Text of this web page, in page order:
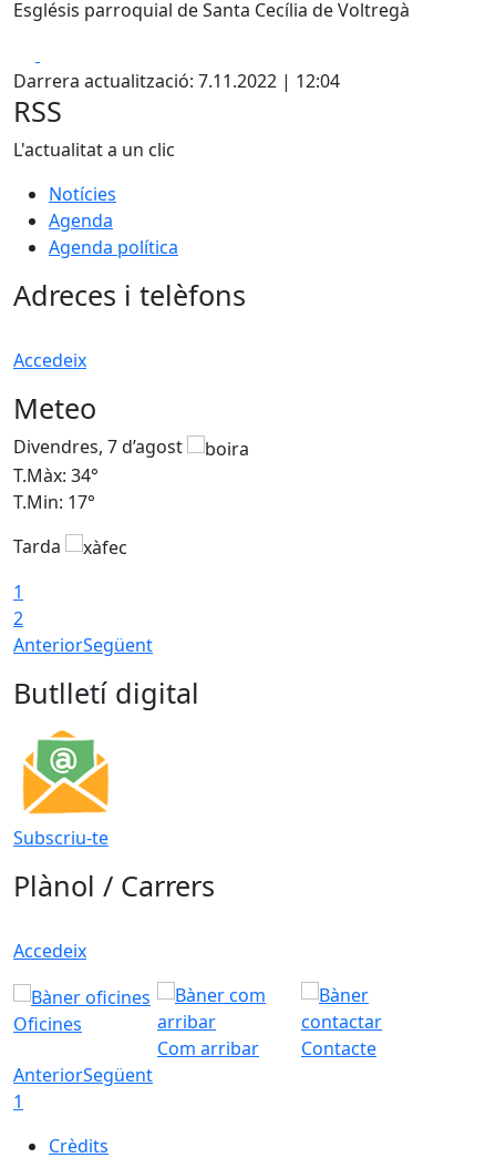
Esglésis parroquial de Santa Cecília de Voltregà
Darrera actualització: 7.11.2022 | 12:04
RSS
L'actualitat a un clic
Notícies
Agenda
Agenda política
Adreces i telèfons
Accedeix
Meteo
Divendres, 7 d’agost
T.Màx: 34°
T.Min: 17°
Tarda
1
2
AnteriorSegüent
Butlletí digital
Subscriu-te
Plànol / Carrers
Accedeix
Oficines
Com arribar
Contacte
AnteriorSegüent
1
Crèdits